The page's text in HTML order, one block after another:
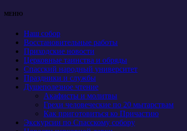
МЕНЮ
Наш собор
Восстановительные работы
Приходские новости
Церковные таинства и обряды
Спасский народный университет
Праздники и службы
Душеполезное чтение
Акафисты и молитвы
Грехи человеческие по 20 мытарствам
Как приготовиться ко Причастию
Экскурсии по Спасскому собору